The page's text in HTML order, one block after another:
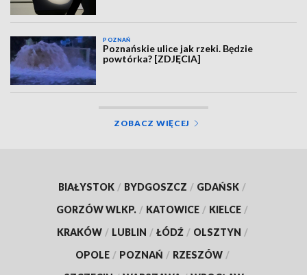
POZNAŃ
Poznańskie ulice jak rzeki. Będzie
powtórka? [ZDJĘCIA]
ZOBACZ WIĘCEJ
BIAŁYSTOK / BYDGOSZCZ / GDAŃSK /
GORZÓW WLKP. / KATOWICE / KIELCE /
KRAKÓW / LUBLIN / ŁÓDŹ / OLSZTYN /
OPOLE / POZNAŃ / RZESZÓW /